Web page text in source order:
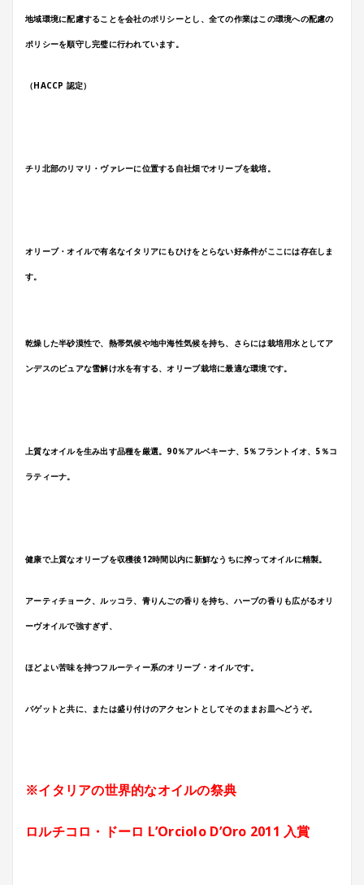
地域環境に配慮することを会社のポリシーとし、全ての作業はこの環境への配慮の
ポリシーを順守し完璧に行われています。
（HACCP 認定）
チリ北部のリマリ・ヴァレーに位置する自社畑でオリーブを栽培。
オリーブ・オイルで有名なイタリアにもひけをとらない好条件がここには存在しま
す。
乾燥した半砂漠性で、熱帯気候や地中海性気候を持ち、さらには栽培用水としてア
ンデスのピュアな雪解け水を有する、オリーブ栽培に最適な環境です。
上質なオイルを生み出す品種を厳選。90％アルベキーナ、5％フラントイオ、5％コ
ラティーナ。
健康で上質なオリーブを収穫後12時間以内に新鮮なうちに搾ってオイルに精製。
アーティチョーク、ルッコラ、青りんごの香りを持ち、ハーブの香りも広がるオリ
ーヴオイルで強すぎず、
ほどよい苦味を持つフルーティー系のオリーブ・オイルです。
バゲットと共に、または盛り付けのアクセントとしてそのままお皿へどうぞ。
※イタリアの世界的なオイルの祭典
ロルチコロ・ドーロ L’Orciolo D’Oro 2011 入賞